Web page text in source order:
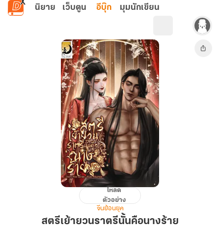
ข้ามไปยังเนื้อหาหลัก
นิยาย เว็บตูน อีบุ๊ก มุมนักเขียน
ยวน
โหลด
ตัวอย่าง
จีนย้อนยุค
สตรีเย้ายวนราตรีนั้นคือนางร้าย